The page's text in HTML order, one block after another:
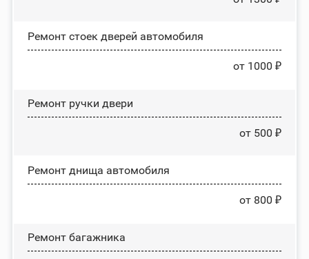
Ремонт стоек дверей автомобиля
от 1000 ₽
Ремонт ручки двери
от 500 ₽
Ремонт днища автомобиля
от 800 ₽
Ремонт багажника